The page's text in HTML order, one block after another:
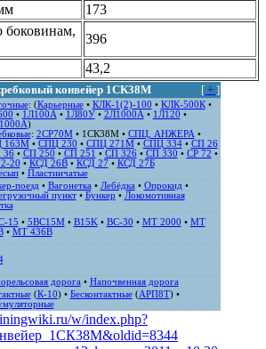
173
396
43,2
[+ ]
конвейер 1СК38М
: (Карьерные• КЛК-1(2)-100 • КЛК-500К•
• 1Л100А • 1Л80У• 2Л1000А • 1Л120 •
)
: 2СР70М• 1СК38М• СПЦ, АНЖЕРА •
163М• СПЦ 230 • СПЦ 271M• СПЦ 334• СП 26
36• СП 250 • СП 251 • СП 326• СП 330 • СР 72 •
20 • КСД 26В• КСД 27 • КСД 27Б
• Пластинчатые
поезд • Вагонетка • Лебёдка • Опрокид •
пункт• Бункер • Локомотивная
15 • 5ВС15М• B15K • ВС-30 • MT 2000 • MT
• MT 436B
дорога • Напочвенная дорога
(К-10) • Бесконтактные(АРП8Т) •
w/index.php?